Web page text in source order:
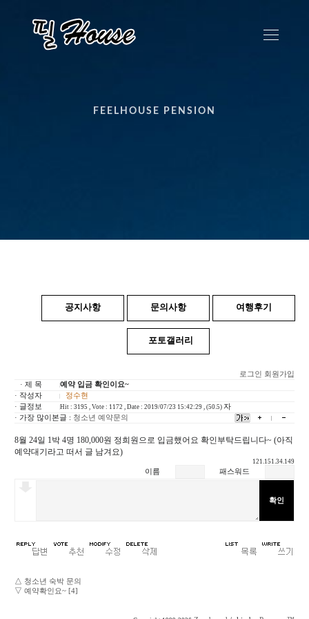
FEELHOUSE PENSION
공지사항 문의사항 여행후기
포토갤러리
로그인
회원가입
· 제 목
예약 입금 확인이요~
· 작성자
정수현
· 글정보
Hit : 3195 , Vote : 1172 , Date : 2019/07/23 15:42:29 , (50.5) 자
· 가장 많이본글 : 청소년 예약문의
8월 24일 1박 4명 180,000원 정희원으로 입금했어요 확인부탁드립니다~ (아직
예약대기라고 떠서 글 남겨요)
121.151.34.149
이름 패스워드
△ 청소년 숙박 문의
▽ 예약확인요~ [4]